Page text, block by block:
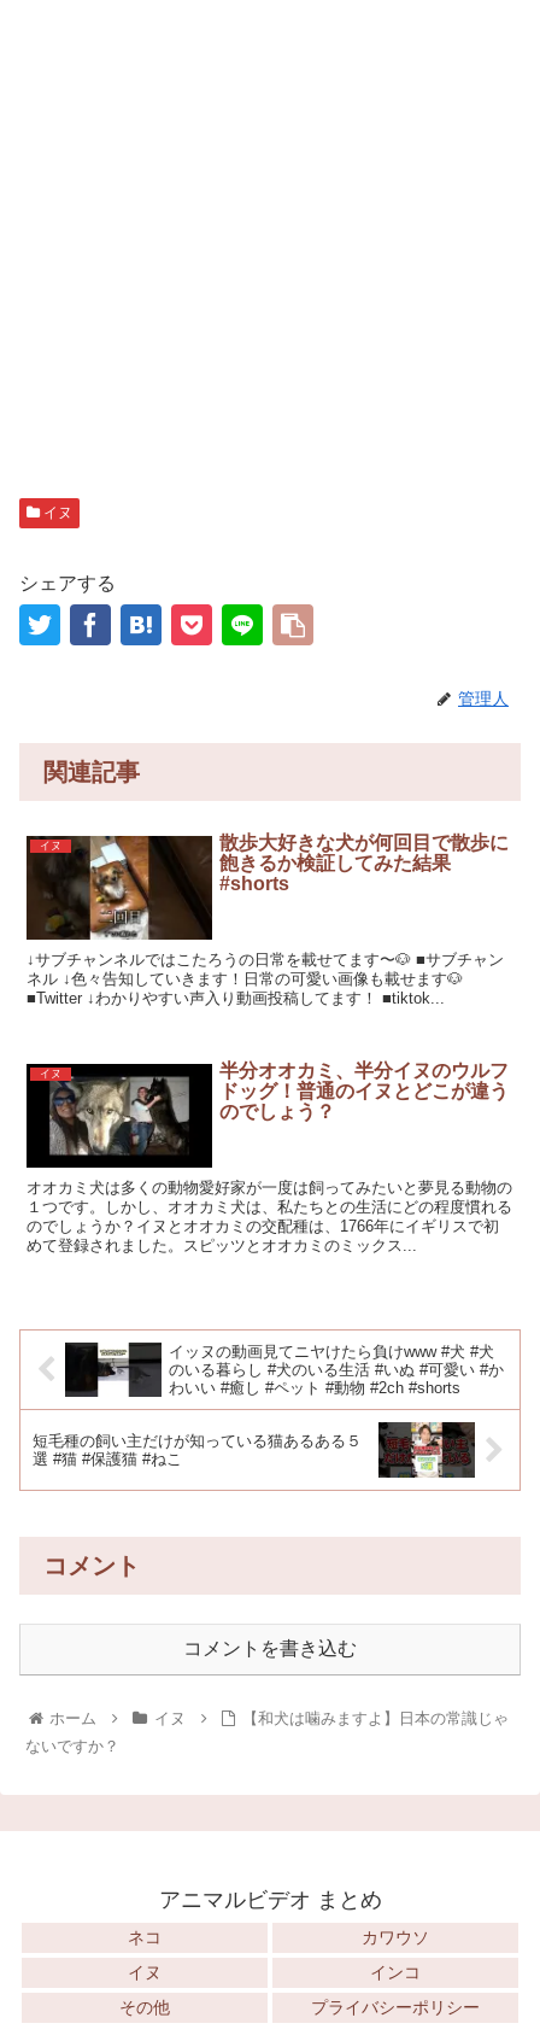
イヌ
シェアする
管理人
関連記事
イヌ
散歩大好きな犬が何回目で散歩に
飽きるか検証してみた結果
#shorts
↓サブチャンネルではこたろうの日常を載せてます〜🐶 ■サブチャン
ネル ↓色々告知していきます！日常の可愛い画像も載せます🐶
■Twitter ↓わかりやすい声入り動画投稿してます！ ■tiktok...
イヌ
半分オオカミ、半分イヌのウルフ
ドッグ！普通のイヌとどこが違う
のでしょう？
オオカミ犬は多くの動物愛好家が一度は飼ってみたいと夢見る動物の
１つです。しかし、オオカミ犬は、私たちとの生活にどの程度慣れる
のでしょうか？イヌとオオカミの交配種は、1766年にイギリスで初
めて登録されました。スピッツとオオカミのミックス...
イッヌの動画見てニヤけたら負けwww #犬 #犬
のいる暮らし #犬のいる生活 #いぬ #可愛い #か
わいい #癒し #ペット #動物 #2ch #shorts
短毛種の飼い主だけが知っている猫あるある５
選 #猫 #保護猫 #ねこ
コメント
コメントを書き込む
ホーム イヌ
【和犬は噛みますよ】日本の常識じゃ
ないですか？
アニマルビデオ まとめ
ネコ
カワウソ
イヌ
インコ
その他
プライバシーポリシー